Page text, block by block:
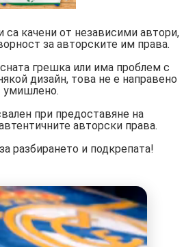
са качени от независими автори,
за авторските им права.
грешка или има проблем с
дизайн, това не е направено
умишлено.
при предоставяне на
авторски права.
разбирането и подкрепата!